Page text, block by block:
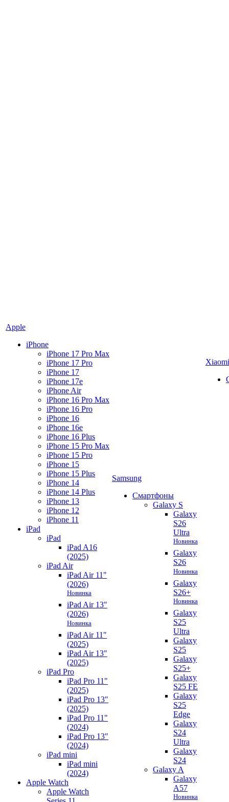
Apple
iPhone
iPhone 17 Pro Max
iPhone 17 Pro
iPhone 17
iPhone 17e
iPhone Air
iPhone 16 Pro Max
iPhone 16 Pro
iPhone 16
iPhone 16e
iPhone 16 Plus
iPhone 15 Pro Max
iPhone 15 Pro
iPhone 15
iPhone 15 Plus
iPhone 14
iPhone 14 Plus
iPhone 13
iPhone 12
iPhone 11
iPad
iPad
iPad A16
(2025)
iPad Air
iPad Air 11"
(2026)
Новинка
iPad Air 13"
(2026)
Новинка
iPad Air 11"
(2025)
iPad Air 13"
(2025)
iPad Pro
iPad Pro 11"
(2025)
iPad Pro 13"
(2025)
iPad Pro 11"
(2024)
iPad Pro 13"
(2024)
iPad mini
iPad mini
(2024)
Apple Watch
Apple Watch
Samsung
Смартфоны
Galaxy S
Galaxy
S26
Ultra
Новинка
Galaxy
S26
Новинка
Galaxy
S26+
Новинка
Galaxy
S25
Ultra
Galaxy
S25
Galaxy
S25+
Galaxy
S25 FE
Galaxy
S25
Edge
Galaxy
S24
Ultra
Galaxy
S24
Galaxy A
Galaxy
A57
Новинка
Xiaomi